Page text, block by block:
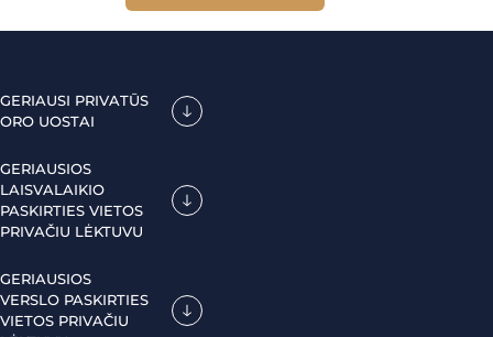
GERIAUSI PRIVATŪS
ORO UOSTAI
GERIAUSIOS
LAISVALAIKIO
PASKIRTIES VIETOS
PRIVAČIU LĖKTUVU
GERIAUSIOS
VERSLO PASKIRTIES
VIETOS PRIVAČIU